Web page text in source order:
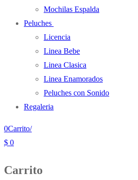
Mochilas Espalda
Peluches
Licencia
Linea Bebe
Linea Clasica
Linea Enamorados
Peluches con Sonido
Regaleria
0Carrito/
$ 0
Carrito